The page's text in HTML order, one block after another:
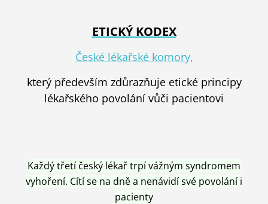
ETICKÝ KODEX
České lékařské komory,
který především zdůrazňuje etické principy
lékařského povolání vůči pacientovi
Každý třetí český lékař trpí vážným syndromem
vyhoření. Cítí se na dně a nenávidí své povolání i
pacienty